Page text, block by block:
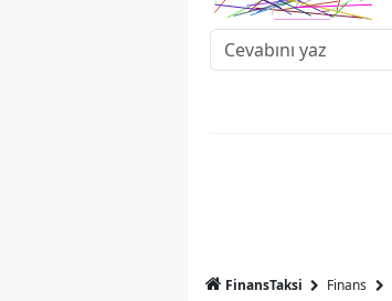
FinansTaksi Finans